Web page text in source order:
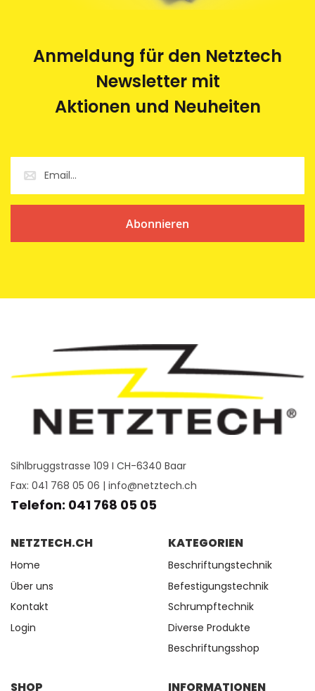
Anmeldung für den Netztech
Newsletter mit
Aktionen und Neuheiten
Abonnieren
Sihlbruggstrasse 109 I CH-6340 Baar
Fax: 041 768 05 06 | info@netztech.ch
Telefon: 041 768 05 05
NETZTECH.CH
Home
Über uns
Kontakt
Login
KATEGORIEN
Beschriftungstechnik
Befestigungstechnik
Schrumpftechnik
Diverse Produkte
Beschriftungsshop
SHOP INFORMATIONEN